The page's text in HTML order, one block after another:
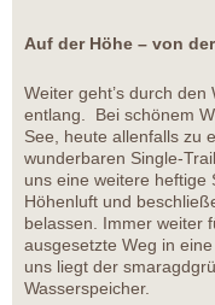
Auf der Höhe – von
Weiter geht’s durch
entlang. Bei schönem
See, heute allenfalls zu
wunderbaren Single-
uns eine weitere heftige
Höhenluft und
belassen. Immer weiter
ausgesetzte Weg in
uns liegt der
Wasserspeicher.